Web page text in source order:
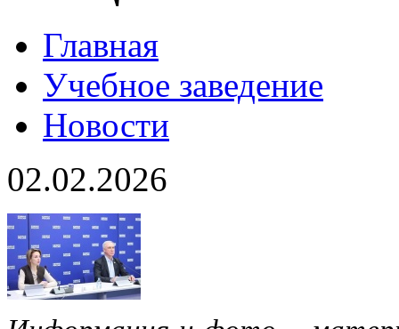
Главная
Учебное заведение
Новости
02.02.2026